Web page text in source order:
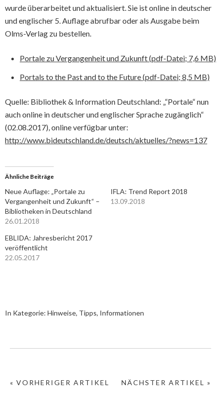
wurde überarbeitet und aktualisiert. Sie ist online in deutscher
und englischer 5. Auflage abrufbar oder als Ausgabe beim
Olms-Verlag zu bestellen.
Portale zu Vergangenheit und Zukunft (pdf-Datei; 7,6 MB)
Portals to the Past and to the Future (pdf-Datei; 8,5 MB)
Quelle: Bibliothek & Information Deutschland: „“Portale“ nun
auch online in deutscher und englischer Sprache zugänglich“
(02.08.2017), online verfügbar unter:
http://www.bideutschland.de/deutsch/aktuelles/?news=137
Ähnliche Beiträge
Neue Auflage: „Portale zu
Vergangenheit und Zukunft“ –
Bibliotheken in Deutschland
26.01.2018
IFLA: Trend Report 2018
13.09.2018
EBLIDA: Jahresbericht 2017
veröffentlicht
22.05.2017
In Kategorie: Hinweise, Tipps, Informationen
NÄCHSTER ARTIKEL »
« VORHERIGER ARTIKEL